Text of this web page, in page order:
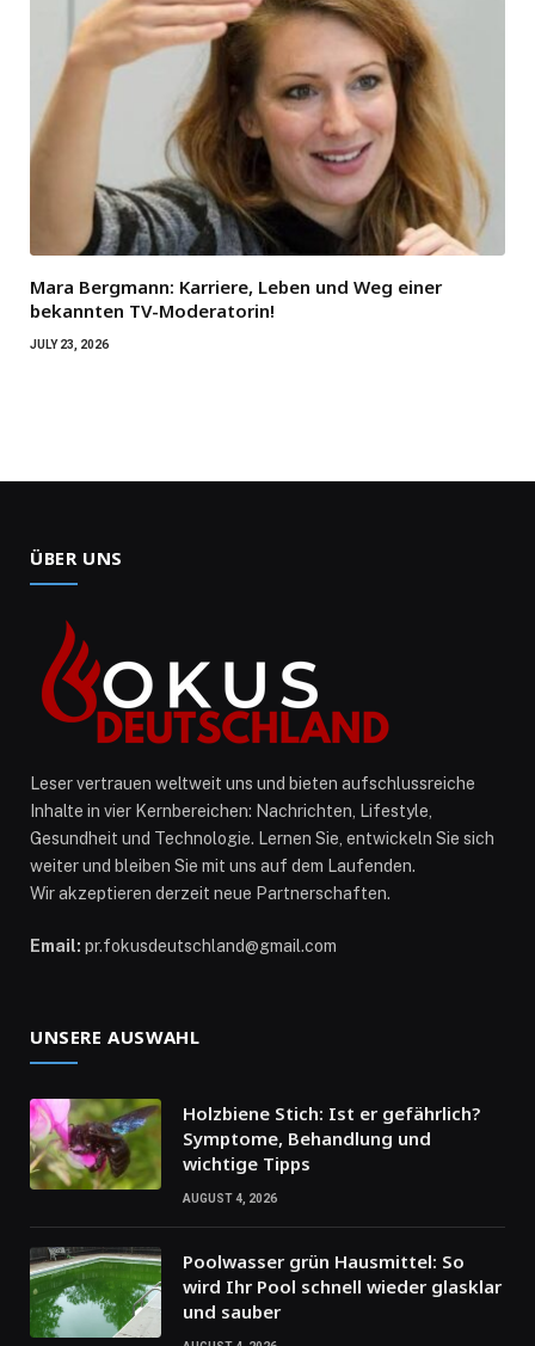
Mara Bergmann: Karriere, Leben und Weg einer
bekannten TV-Moderatorin!
JULY 23, 2026
ÜBER UNS
Leser vertrauen weltweit uns und bieten aufschlussreiche
Inhalte in vier Kernbereichen: Nachrichten, Lifestyle,
Gesundheit und Technologie. Lernen Sie, entwickeln Sie sich
weiter und bleiben Sie mit uns auf dem Laufenden.
Wir akzeptieren derzeit neue Partnerschaften.
Email: pr.fokusdeutschland@gmail.com
UNSERE AUSWAHL
Holzbiene Stich: Ist er gefährlich?
Symptome, Behandlung und
wichtige Tipps
AUGUST 4, 2026
Poolwasser grün Hausmittel: So
wird Ihr Pool schnell wieder glasklar
und sauber